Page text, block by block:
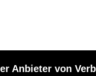
Anbieter von